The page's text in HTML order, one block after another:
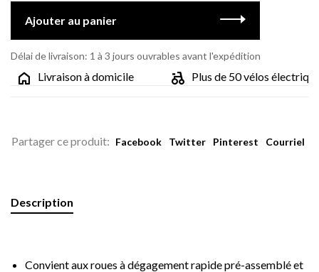
Ajouter au panier
Délai de livraison: 1 à 3 jours ouvrables avant l'expédition
Livraison à domicile Plus de 50 vélos
Partager ce produit: Facebook Twitter Pinterest Courriel
Description
Convient aux roues à dégagement rapide pré-assemblé et